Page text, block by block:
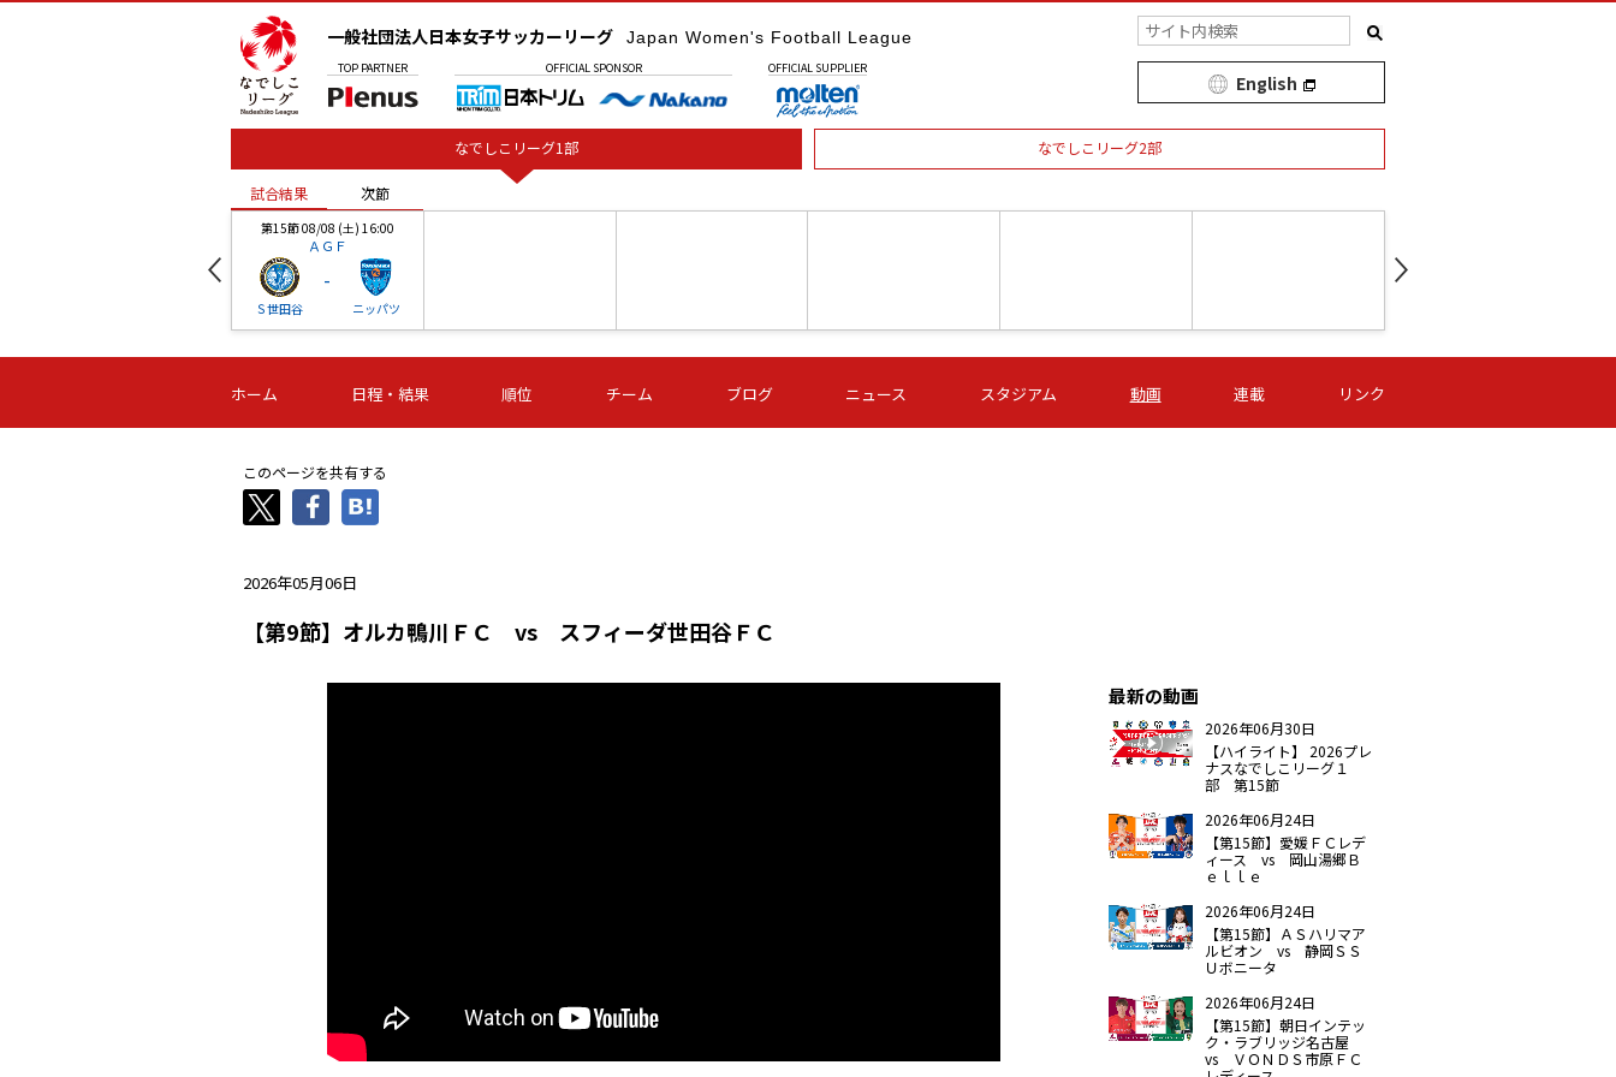
一般社団法人日本女子サッカーリーグ Japan Women's Football League
TOP PARTNER OFFICIAL SPONSOR OFFICIAL SUPPLIER
English
なでしこリーグ1部 なでしこリーグ2部
試合結果 次節
第15節 08/08 (土) 16:00
ＡＧＦ
Ｓ世田谷
-
ニッパツ
-
第16節 09/05 (土) 15:00
ニッパツ
ニッパツ
-
名古屋
第16節 09/05 (土) 15:00
石人の星
-
第16節 09/05 (土) 16:00
ＡＧＦ
-
いちご
-
第16節 09/06 (日) 15:00
-
第16節 09/06 (日) 15:00
- -
試合結果 次節
ホーム 日程・結果 順位 チーム ブログ ニュース スタジアム 動画 連載 リンク
このページを共有する
2026年05月06日
【第9節】オルカ鴨川ＦＣ vs スフィーダ世田谷ＦＣ
最新の動画
2026年06月30日
【ハイライト】 2026プレ
ナスなでしこリーグ１
部 第15節
2026年06月24日
【第15節】愛媛ＦＣレデ
ィース vs 岡山湯郷Ｂ
ｅｌｌｅ
2026年06月24日
【第15節】ＡＳハリマア
ルビオン vs 静岡ＳＳ
Ｕボニータ
2026年06月24日
【第15節】朝日インテッ
ク・ラブリッジ名古屋
vs ＶＯＮＤＳ市原ＦＣ